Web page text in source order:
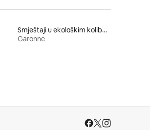
Smještaji u ekološkim kolibama u prirodi
Garonne